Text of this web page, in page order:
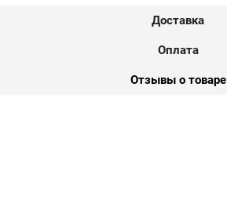
Доставка
Оплата
Отзывы о товаре